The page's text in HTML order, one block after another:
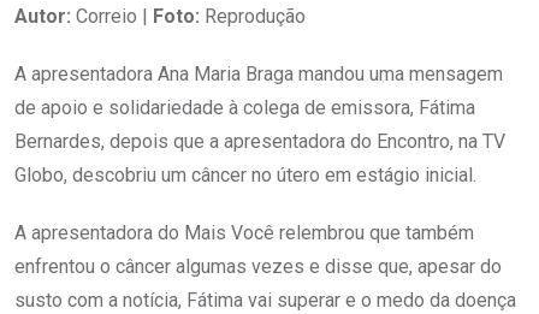
Autor: Correio | Foto: Reprodução
A apresentadora Ana Maria Braga mandou uma mensagem
de apoio e solidariedade à colega de emissora, Fátima
Bernardes, depois que a apresentadora do Encontro, na TV
Globo, descobriu um câncer no útero em estágio inicial.
A apresentadora do Mais Você relembrou que também
enfrentou o câncer algumas vezes e disse que, apesar do
susto com a notícia, Fátima vai superar e o medo da doença